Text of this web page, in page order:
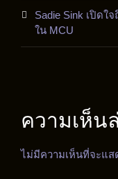
Sadie Sink เปิดใ
ใน MCU
ความเห็น
ไม่มีความเห็นที่จะแส